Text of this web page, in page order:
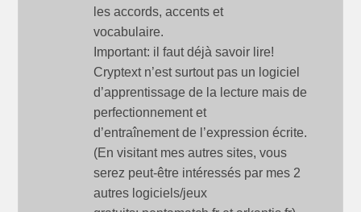
les accords, accents et
vocabulaire.
Important: il faut déjà savoir lire!
Cryptext n’est surtout pas un logiciel
d’apprentissage de la lecture mais de
perfectionnement et
d’entraînement de l’expression écrite.
(En visitant mes autres sites, vous
serez peut-être intéressés par mes 2
autres logiciels/jeux